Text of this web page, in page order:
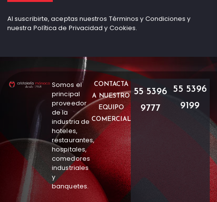
Al suscribirte, aceptas nuestros Términos y Condiciones y
nuestra Política de Privacidad y Cookies.
Somos el
principal
proveedor
de la
industria de
hoteles,
restaurantes,
hospitales,
comedores
industriales
y
banquetes.
CONTACTA
A NUESTRO
EQUIPO
COMERCIAL
55 5396
9777
55 5396
9199